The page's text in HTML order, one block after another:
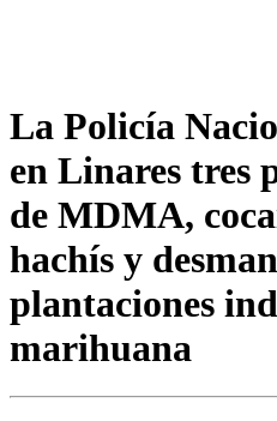
La Policía
en Linares tres
de MDMA,
hachís y
plantaciones
marihuana